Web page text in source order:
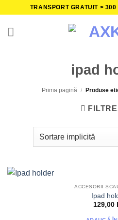
content
TRANSPORT GRATUIT > 300
ipad
Prima pagină / Produse
ACCESORII
Ipad
129,00